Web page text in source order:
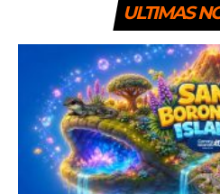
ULTIMAS